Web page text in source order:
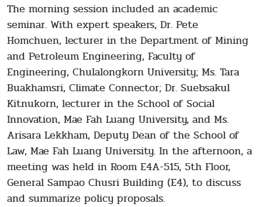
The morning session included an academic
seminar. With expert speakers, Dr. Pete
Homchuen, lecturer in the Department of Mining
and Petroleum Engineering, Faculty of
Engineering, Chulalongkorn University; Ms. Tara
Buakhamsri, Climate Connector; Dr. Suebsakul
Kitnukorn, lecturer in the School of Social
Innovation, Mae Fah Luang University, and Ms.
Arisara Lekkham, Deputy Dean of the School of
Law, Mae Fah Luang University. In the afternoon, a
meeting was held in Room E4A-515, 5th Floor,
General Sampao Chusri Building (E4), to discuss
and summarize policy proposals.